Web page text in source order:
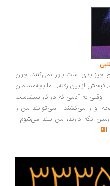
است باور نمی‌کنند، چون
بین رفته... ما بچه‌مسلمان
آدمی که در کار سینماست
می‌کشند... می‌توانند من را
دارند، من بلند می‌شوم...